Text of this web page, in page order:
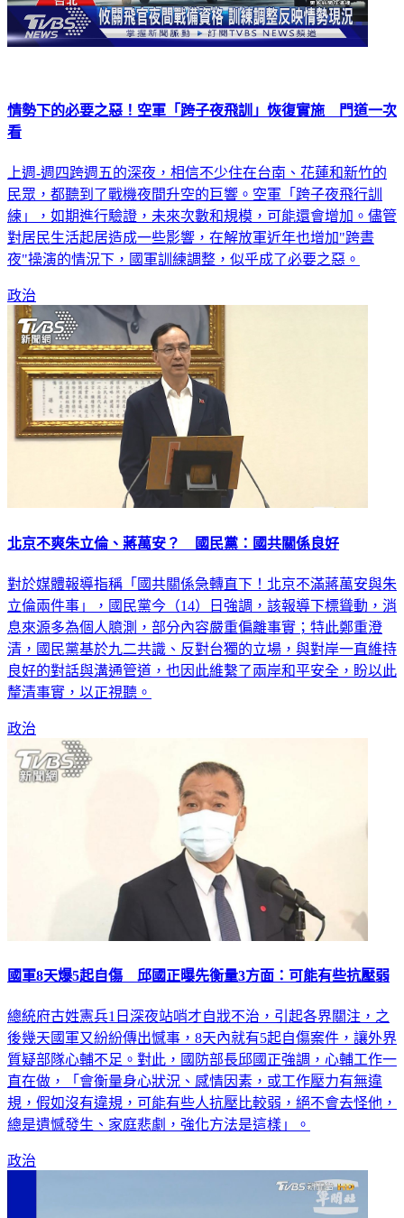
情勢下的必要之惡！空軍「跨子夜飛訓」恢復實施 門道一次
看
上週-週四跨週五的深夜，相信不少住在台南、花蓮和新竹的
民眾，都聽到了戰機夜間升空的巨響。空軍「跨子夜飛行訓
練」，如期進行驗證，未來次數和規模，可能還會增加。儘管
對居民生活起居造成一些影響，在解放軍近年也增加"跨晝
夜"操演的情況下，國軍訓練調整，似乎成了必要之惡。
政治
北京不爽朱立倫、蔣萬安？ 國民黨：國共關係良好
對於媒體報導指稱「國共關係急轉直下！北京不滿蔣萬安與朱
立倫兩件事」，國民黨今（14）日強調，該報導下標聳動，消
息來源多為個人臆測，部分內容嚴重偏離事實；特此鄭重澄
清，國民黨基於九二共識、反對台獨的立場，與對岸一直維持
良好的對話與溝通管道，也因此維繫了兩岸和平安全，盼以此
釐清事實，以正視聽。
政治
國軍8天爆5起自傷 邱國正曝先衡量3方面：可能有些抗壓弱
總統府古姓憲兵1日深夜站哨才自戕不治，引起各界關注，之
後幾天國軍又紛紛傳出憾事，8天內就有5起自傷案件，讓外界
質疑部隊心輔不足。對此，國防部長邱國正強調，心輔工作一
直在做，「會衡量身心狀況、感情因素，或工作壓力有無違
規，假如沒有違規，可能有些人抗壓比較弱，絕不會去怪他，
總是遺憾發生、家庭悲劇，強化方法是這樣」。
政治